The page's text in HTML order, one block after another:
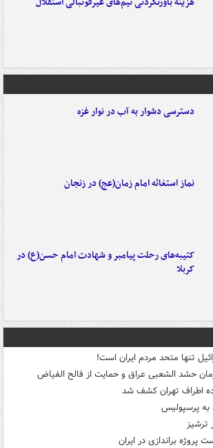
دسترسی دشوار به آب در نوار غزه
نماز استغاثه امام زمان(عج) در زنجان
کتیبه‌های رحلت پیامبر و شهادت امام حسن(ع) در
کربلا
تنها متحد مردم ایران است!
حشد الشعبی عراق و حمایت از فالح الفیاض
اطراف تهران کشف شد
به پرسپولیس
ترشیز
پروژه براندازی در ایران